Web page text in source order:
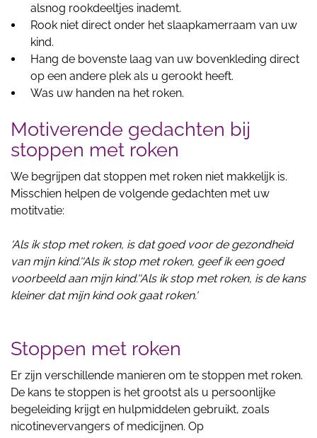
alsnog rookdeeltjes inademt.
Rook niet direct onder het slaapkamerraam van uw
kind.
Hang de bovenste laag van uw bovenkleding direct
op een andere plek als u gerookt heeft.
Was uw handen na het roken.
Motiverende gedachten bij
stoppen met roken
We begrijpen dat stoppen met roken niet makkelijk is.
Misschien helpen de volgende gedachten met uw
motitvatie:
‘Als ik stop met roken, is dat goed voor de gezondheid
van mijn kind.'‘Als ik stop met roken, geef ik een goed
voorbeeld aan mijn kind.'‘Als ik stop met roken, is de kans
kleiner dat mijn kind ook gaat roken.'
Stoppen met roken
Er zijn verschillende manieren om te stoppen met roken.
De kans te stoppen is het grootst als u persoonlijke
begeleiding krijgt en hulpmiddelen gebruikt, zoals
nicotinevervangers of medicijnen. Op